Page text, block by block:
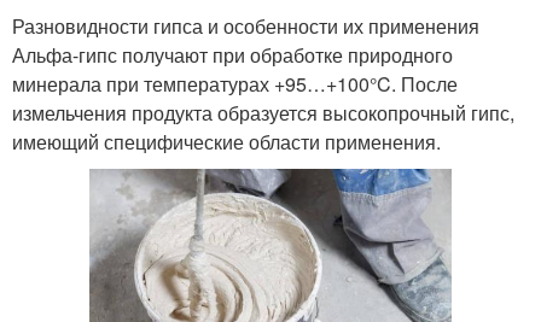
Разновидности гипса и особенности их применения
Альфа-гипс получают при обработке природного
минерала при температурах +95…+100°C. После
измельчения продукта образуется высокопрочный гипс,
имеющий специфические области применения.